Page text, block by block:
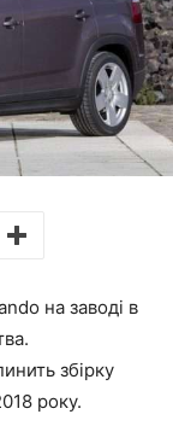
на заводі в
збірку
року.